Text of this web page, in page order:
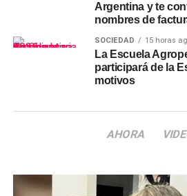
Argentina y te
nombres de
SOCIEDAD 15 horas
La Escuela
participará de la
motivos
AHORA